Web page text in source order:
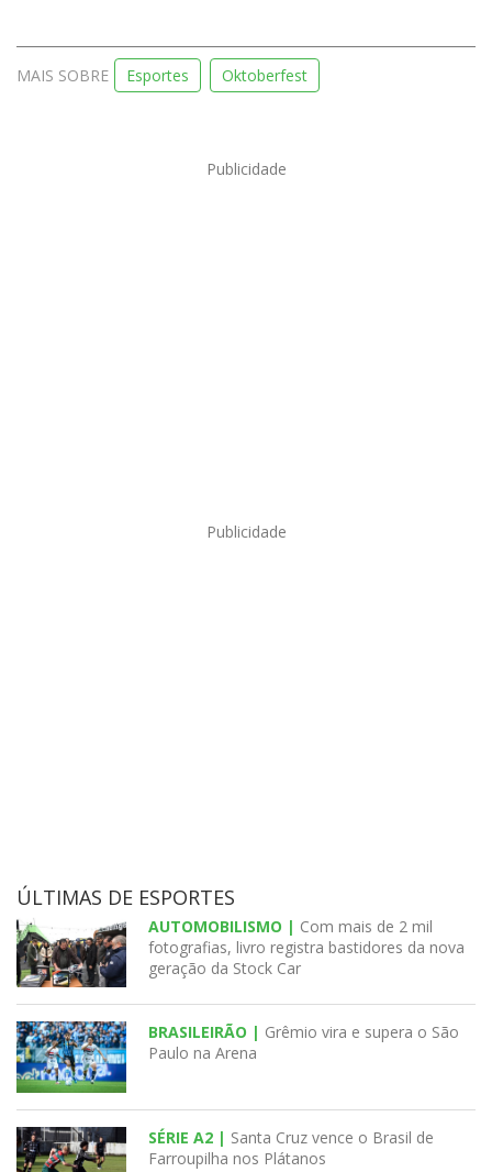
MAIS SOBRE Esportes Oktoberfest
Publicidade
Publicidade
ÚLTIMAS DE ESPORTES
AUTOMOBILISMO | Com mais de 2 mil
fotografias, livro registra bastidores da nova
geração da Stock Car
BRASILEIRÃO | Grêmio vira e supera o São
Paulo na Arena
SÉRIE A2 | Santa Cruz vence o Brasil de
Farroupilha nos Plátanos